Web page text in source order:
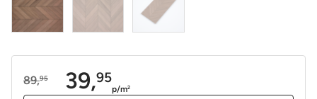
89,95
Oorspronkelijke
39,95
Huidige
p/m2